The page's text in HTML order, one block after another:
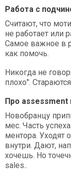
Работа с
Считают, что
не работает или
Самое важное в
как помочь.
Никогда не
плохо".
Про assessment
Новобранцу
мес. Часть
ментора. Уходят
внутри. Дают,
хочешь. Но
sales..